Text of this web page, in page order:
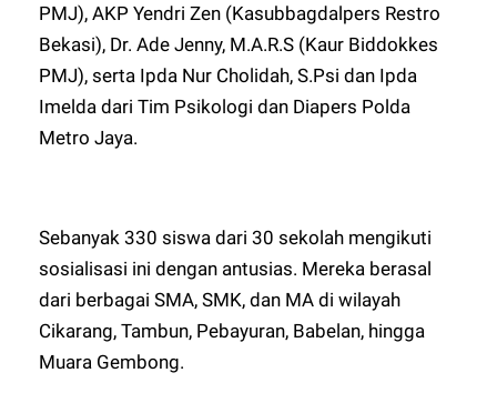
PMJ), AKP Yendri Zen (Kasubbagdalpers Restro
Bekasi), Dr. Ade Jenny, M.A.R.S (Kaur Biddokkes
PMJ), serta Ipda Nur Cholidah, S.Psi dan Ipda
Imelda dari Tim Psikologi dan Diapers Polda
Metro Jaya.
Sebanyak 330 siswa dari 30 sekolah mengikuti
sosialisasi ini dengan antusias. Mereka berasal
dari berbagai SMA, SMK, dan MA di wilayah
Cikarang, Tambun, Pebayuran, Babelan, hingga
Muara Gembong.